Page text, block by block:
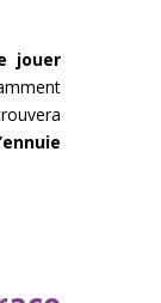
jouer